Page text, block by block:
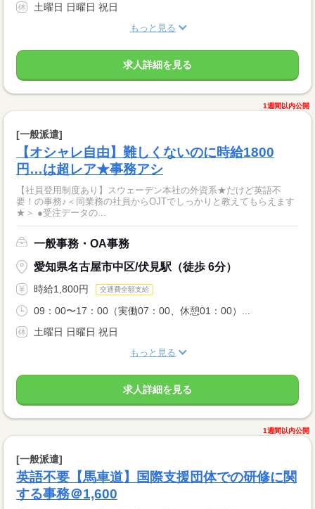
土曜日 日曜日 祝日
もっと見る
求人詳細を見る
1週間以内公開
[一般派遣]
【オシャレ自由】難しくないのに時給1800
円…は超レア★事務アシ
【社員登用制度あり】スウェーデン本社の外資系★だけど英語不
要！の事務♪＜同業務の社員からOJTでしっかりと教えてもらえます
★＞ ●受注データの...
一般事務・OA事務
愛知県名古屋市中区/伏見駅（徒歩 6分）
時給1,800円 交通費全額支給
09：00〜17：00（実働07：00、休憩01：00）...
土曜日 日曜日 祝日
もっと見る
求人詳細を見る
1週間以内公開
[一般派遣]
英語不要【馬車道】国際支援団体での研修に関
する事務＠1,600